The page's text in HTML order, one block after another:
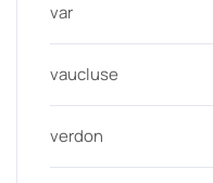
var
vaucluse
verdon